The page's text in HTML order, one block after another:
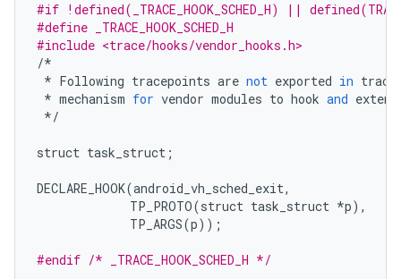
#if !defined(_TRACE_HOOK_SCHED_H) ||
#define _TRACE_HOOK_SCHED_H
#include <trace/hooks/vendor_hooks.h>
/*
* Following tracepoints are not exported in
* mechanism for vendor modules to hook and extend
*/
struct task_struct ;
DECLARE_HOOK(android_vh_sched_exit,
TP_PROTO(struct task_struct *p),
TP_ARGS(p));
#endif /* _TRACE_HOOK_SCHED_H */